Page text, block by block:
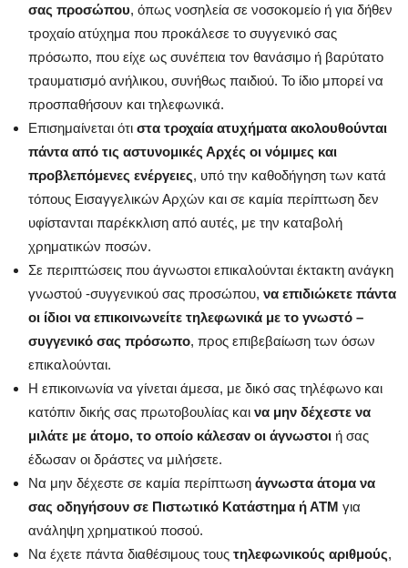
σας προσώπου, όπως νοσηλεία σε νοσοκομείο ή για δήθεν
τροχαίο ατύχημα που προκάλεσε το συγγενικό σας
πρόσωπο, που είχε ως συνέπεια τον θανάσιμο ή βαρύτατο
τραυματισμό ανήλικου, συνήθως παιδιού. Το ίδιο μπορεί να
προσπαθήσουν και τηλεφωνικά.
Επισημαίνεται ότι στα τροχαία ατυχήματα ακολουθούνται
πάντα από τις αστυνομικές Αρχές οι νόμιμες και
προβλεπόμενες ενέργειες, υπό την καθοδήγηση των κατά
τόπους Εισαγγελικών Αρχών και σε καμία περίπτωση δεν
υφίστανται παρέκκλιση από αυτές, με την καταβολή
χρηματικών ποσών.
Σε περιπτώσεις που άγνωστοι επικαλούνται έκτακτη ανάγκη
γνωστού -συγγενικού σας προσώπου, να επιδιώκετε πάντα
οι ίδιοι να επικοινωνείτε τηλεφωνικά με το γνωστό –
συγγενικό σας πρόσωπο, προς επιβεβαίωση των όσων
επικαλούνται.
Η επικοινωνία να γίνεται άμεσα, με δικό σας τηλέφωνο και
κατόπιν δικής σας πρωτοβουλίας και να μην δέχεστε να
μιλάτε με άτομο, το οποίο κάλεσαν οι άγνωστοι ή σας
έδωσαν οι δράστες να μιλήσετε.
Να μην δέχεστε σε καμία περίπτωση άγνωστα άτομα να
σας οδηγήσουν σε Πιστωτικό Κατάστημα ή ΑΤΜ για
ανάληψη χρηματικού ποσού.
Να έχετε πάντα διαθέσιμους τους τηλεφωνικούς αριθμούς,